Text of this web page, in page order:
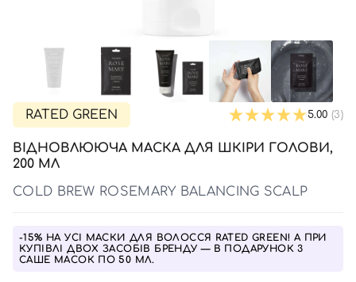
Карбоксітерапія
Бʼюті гаджети
Автозасмага
Шия і декольте
Для чоловіків
Для дітей
Для чоловіків
Засоби для інтимної гігієни
Автозасмага для тіла
RATED GREEN 5.00 (3)
ВІДНОВЛЮЮЧА МАСКА ДЛЯ ШКІРИ ГОЛОВИ,
200 МЛ
COLD BREW ROSEMARY BALANCING SCALP
-15% НА УСІ МАСКИ ДЛЯ ВОЛОССЯ RATED GREEN! А ПРИ
КУПІВЛІ ДВОХ ЗАСОБІВ БРЕНДУ — В ПОДАРУНОК 3
САШЕ МАСОК ПО 50 МЛ.